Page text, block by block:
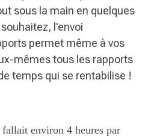
sous la main en quelques
l'envoi
permet même à vos
mêmes tous les rapports
temps qui se rentabilise !
environ 4 heures par